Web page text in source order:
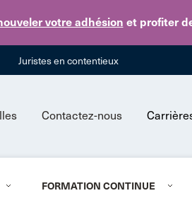
votre adhésion et profiter
Skip to
Juristes en contentieux
Contactez-nous
FORMATION CONTINUE